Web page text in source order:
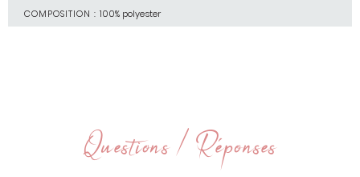
COMPOSITION : 100% polyester
Questions / Réponses